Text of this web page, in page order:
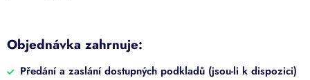
Objednávka zahrnuje:
Předání a zaslání dostupných podkladů (jsou-li k dispozici)